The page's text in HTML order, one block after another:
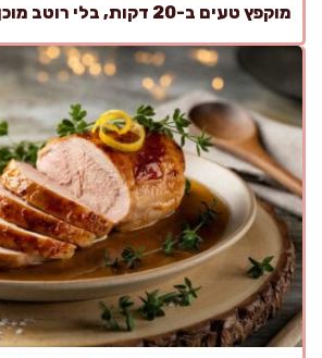
מוקפץ טעים ב-20 דקות, בלי רוטב מוכן מהבקבוק